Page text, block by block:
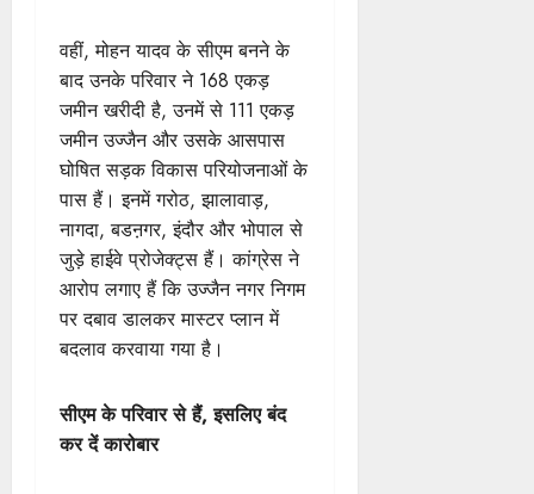
वहीं, मोहन यादव के सीएम बनने के
बाद उनके परिवार ने 168 एकड़
जमीन खरीदी है, उनमें से 111 एकड़
जमीन उज्जैन और उसके आसपास
घोषित सड़क विकास परियोजनाओं के
पास हैं। इनमें गरोठ, झालावाड़,
नागदा, बडऩगर, इंदौर और भोपाल से
जुड़े हाईवे प्रोजेक्ट्स हैं। कांग्रेस ने
आरोप लगाए हैं कि उज्जैन नगर निगम
पर दबाव डालकर मास्टर प्लान में
बदलाव करवाया गया है।
सीएम के परिवार से हैं, इसलिए बंद
कर दें कारोबार